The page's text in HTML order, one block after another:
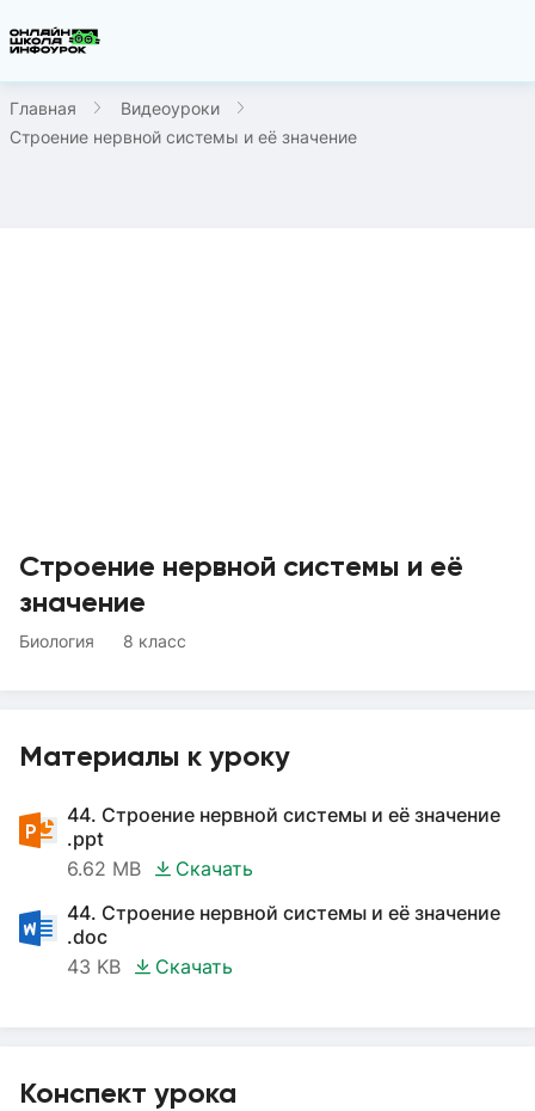
Главная
Видеоуроки
Строение нервной системы и её значение
Строение нервной системы и её
значение
Биология 8 класс
Материалы к уроку
44. Строение нервной системы и её значение
.ppt
6.62 MB
Скачать
44. Строение нервной системы и её значение
.doc
43 KB
Скачать
Конспект урока